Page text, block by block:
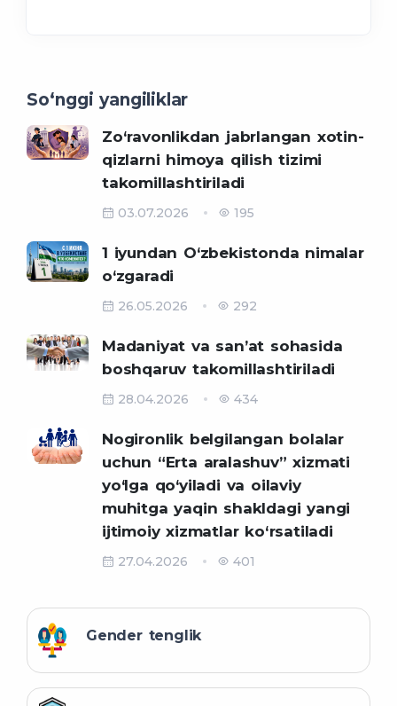
So‘nggi yangiliklar
Zo‘ravonlikdan jabrlangan xotin-
qizlarni himoya qilish tizimi
takomillashtiriladi
03.07.2026 195
1 iyundan O‘zbekistonda nimalar
o‘zgaradi
26.05.2026 292
Madaniyat va sanʼat sohasida
boshqaruv takomillashtiriladi
28.04.2026 434
Nogironlik belgilangan bolalar
uchun “Erta aralashuv” xizmati
yo‘lga qo‘yiladi va oilaviy
muhitga yaqin shakldagi yangi
ijtimoiy xizmatlar ko‘rsatiladi
27.04.2026 401
Gender tenglik